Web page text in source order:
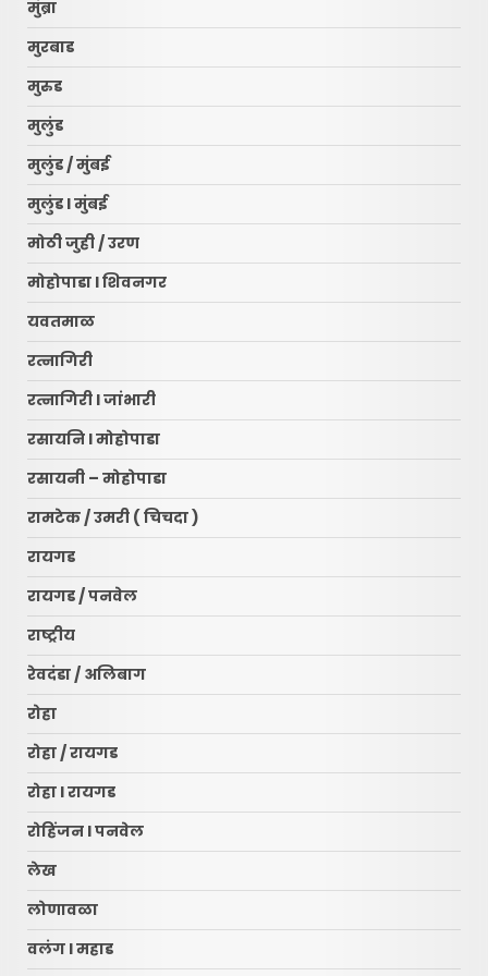
मुंब्रा
मुरबाड
मुरुड
मुलुंड
मुलुंड / मुंबई
मुलुंड l मुंबई
मोठी जुही / उरण
मोहोपाडा l शिवनगर
यवतमाळ
रत्नागिरी
रत्नागिरी l जांभारी
रसायनि l मोहोपाडा
रसायनी – मोहोपाडा
रामटेक / उमरी ( चिचदा )
रायगड
रायगड / पनवेल
राष्ट्रीय
रेवदंडा / अलिबाग
रोहा
रोहा / रायगड
रोहा l रायगड
रोहिंजन l पनवेल
लेख
लोणावळा
वलंग l महाड